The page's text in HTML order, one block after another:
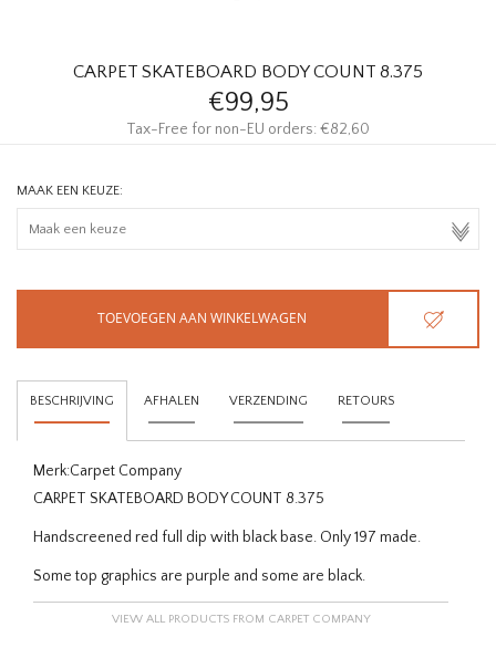
CARPET SKATEBOARD BODY COUNT 8.375
€99,95
Tax-Free for non-EU orders: €82,60
MAAK EEN KEUZE:
TOEVOEGEN AAN WINKELWAGEN
BESCHRIJVING AFHALEN VERZENDING RETOURS
Merk:Carpet Company
CARPET SKATEBOARD BODY COUNT 8.375
Handscreened red full dip with black base. Only 197 made.
Some top graphics are purple and some are black.
VIEW ALL PRODUCTS FROM CARPET COMPANY